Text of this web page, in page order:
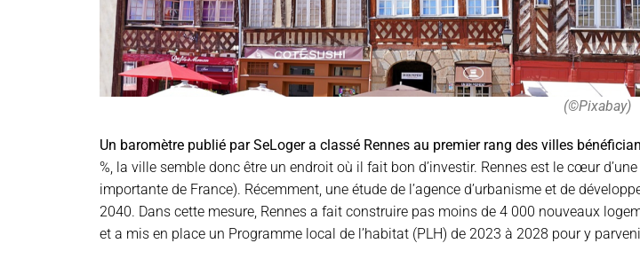
(©Pixabay)
Un baromètre publié par SeLoger a classé Rennes au premier rang des villes
%, la ville semble donc être un endroit où il fait bon d’investir. Rennes est le cœur
importante de France). Récemment, une étude de l’agence d’urbanisme et de
2040. Dans cette mesure, Rennes a fait construire pas moins de 4 000 nouveaux
et a mis en place un Programme local de l’habitat (PLH) de 2023 à 2028 pour y